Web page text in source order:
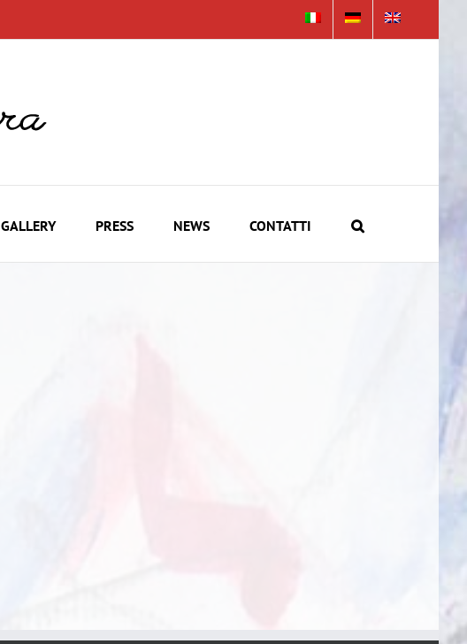
GALLERY PRESS NEWS CONTATTI